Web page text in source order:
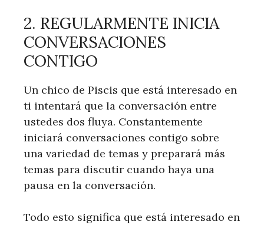
2. REGULARMENTE INICIA
CONVERSACIONES
CONTIGO
Un chico de Piscis que está interesado en
ti intentará que la conversación entre
ustedes dos fluya. Constantemente
iniciará conversaciones contigo sobre
una variedad de temas y preparará más
temas para discutir cuando haya una
pausa en la conversación.
Todo esto significa que está interesado en